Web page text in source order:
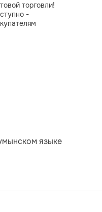
торговли!
-
языке